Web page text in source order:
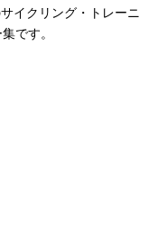
イクリング・トレーニ
です。